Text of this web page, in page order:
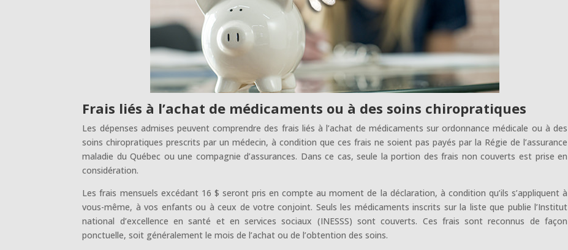
Frais liés à l’achat de médicaments ou à des soins chiropratiques
Les dépenses admises peuvent comprendre des frais liés à l’achat de médicaments sur ordonnance médicale ou à des
soins chiropratiques prescrits par un médecin, à condition que ces frais ne soient pas payés par la Régie de l’assurance
maladie du Québec ou une compagnie d’assurances. Dans ce cas, seule la portion des frais non couverts est prise en
considération.
Les frais mensuels excédant 16 $ seront pris en compte au moment de la déclaration, à condition qu’ils s’appliquent à
vous-même, à vos enfants ou à ceux de votre conjoint. Seuls les médicaments inscrits sur la liste que publie l’Institut
national d’excellence en santé et en services sociaux (INESSS) sont couverts. Ces frais sont reconnus de façon
ponctuelle, soit généralement le mois de l’achat ou de l’obtention des soins.